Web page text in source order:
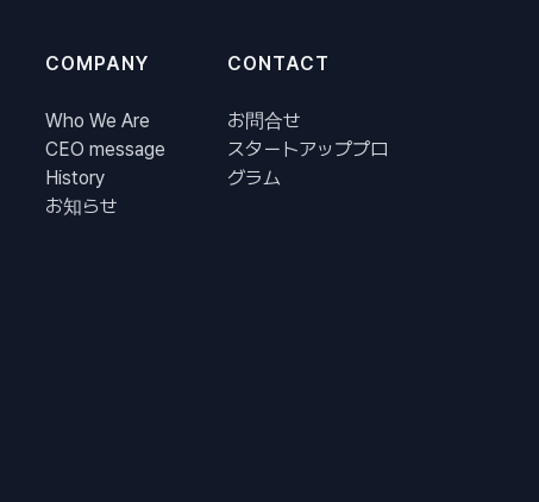
COMPANY
Who We Are
CEO message
History
お知らせ
CONTACT
お問合せ
スタートアッププロ
グラム